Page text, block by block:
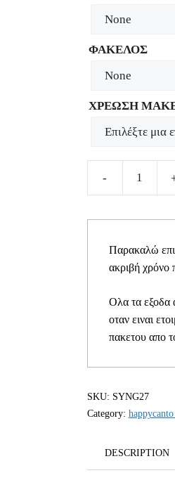
ΦΑΚΕΛΟΣ
ΧΡΕΩΣΗ
Προσκλητήριο
κοριτσάκι
SYNG27
quantity
Παρακαλώ
ακριβή χρόνο
Ολα τα εξοδα
οταν ειναι
πακετου απο
SKU: SYNG27
Category:
DESCRIPTION